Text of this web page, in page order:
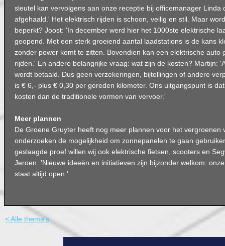
sleutel kan vervolgens aan onze receptie bij officemanager Linda
afgehaald.' Het elektrisch rijden is schoon, veilig en stil. Maar
beperkt? Joost: 'In december werd hier het 1000ste elektrische
geopend. Met een sterk groeiend aantal laadstations is de kans
zonder power komt te zitten. Bovendien kan een elektrische auto
rijden.' En andere belangrijke vraag: wat zijn de kosten? Martijn:
wordt betaald. Dus geen verzekeringen, bijtellingen of andere
is € 6,- plus € 0,30 per gereden kilometer. Ons uitgangspunt is
kosten dan de traditionele vormen van vervoer.'
Meer plannen
De Groene Gruyter heeft nog meer plannen voor het vergroenen
onderzoeken de mogelijkheid om zonnepanelen te gaan
geslaagde proef willen wij ook elektrische fietsen, scooters en
Jeroen: 'Nieuwe ideeën en initiatieven zijn bijzonder welkom:
staat altijd open.'
< Alle thema's